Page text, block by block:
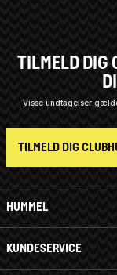
HUMMEL
KUNDESERVICE
TILMELD DIG
Visse undtagelser
TILMELD DIG